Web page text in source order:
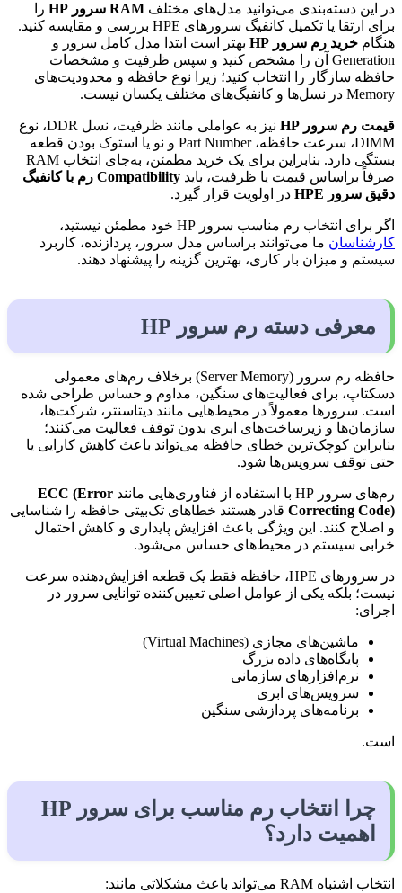
در این دسته‌بندی می‌توانید مدل‌های مختلف RAM سرور HP
را
برای ارتقا یا تکمیل کانفیگ سرورهای HPE بررسی و مقایسه کنید.
هنگام خرید رم سرور HP
بهتر است ابتدا مدل کامل سرور و
Generation آن را مشخص کنید و سپس ظرفیت و مشخصات
حافظه سازگار را انتخاب کنید؛ زیرا نوع حافظه و محدودیت‌های
Memory در نسل‌ها و کانفیگ‌های مختلف یکسان نیست.
قیمت رم سرور HP
نیز به عواملی مانند ظرفیت، نسل DDR، نوع
DIMM، سرعت حافظه، Part Number و نو یا استوک بودن قطعه
بستگی دارد. بنابراین برای یک خرید مطمئن، به‌جای انتخاب RAM
صرفاً براساس قیمت یا ظرفیت، باید
Compatibility رم با کانفیگ
دقیق سرور HPE
در اولویت قرار گیرد.
اگر برای انتخاب رم مناسب سرور HP خود مطمئن نیستید،
کارشناسان ما می‌توانند براساس مدل سرور، پردازنده، کاربرد
سیستم و میزان بار کاری، بهترین گزینه را پیشنهاد دهند.
معرفی دسته رم سرور HP
حافظه رم سرور (Server Memory) برخلاف رم‌های معمولی
دسکتاپ، برای فعالیت‌های سنگین، مداوم و حساس طراحی شده
است. سرورها معمولاً در محیط‌هایی مانند دیتاسنتر، شرکت‌ها،
سازمان‌ها و زیرساخت‌های ابری بدون توقف فعالیت می‌کنند؛
بنابراین کوچک‌ترین خطای حافظه می‌تواند باعث کاهش کارایی یا
حتی توقف سرویس‌ها شود.
رم‌های سرور HP با استفاده از فناوری‌هایی مانند
ECC (Error
Correcting Code) قادر هستند خطاهای تک‌بیتی حافظه را شناسایی
و اصلاح کنند. این ویژگی باعث افزایش پایداری و کاهش احتمال
خرابی سیستم در محیط‌های حساس می‌شود.
در سرورهای HPE، حافظه فقط یک قطعه افزایش‌دهنده سرعت
نیست؛ بلکه یکی از عوامل اصلی تعیین‌کننده توانایی سرور در
اجرای:
ماشین‌های مجازی (Virtual Machines)
پایگاه‌های داده بزرگ
نرم‌افزارهای سازمانی
سرویس‌های ابری
برنامه‌های پردازشی سنگین
است.
چرا انتخاب رم مناسب برای سرور HP
اهمیت دارد؟
انتخاب اشتباه RAM می‌تواند باعث مشکلاتی مانند: